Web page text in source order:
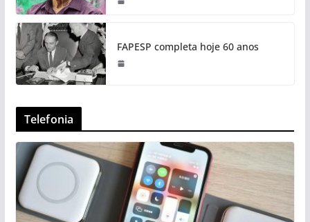
FAPESP completa hoje 60 anos
Telefonia